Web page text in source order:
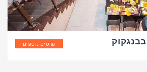
פרטים נוספים